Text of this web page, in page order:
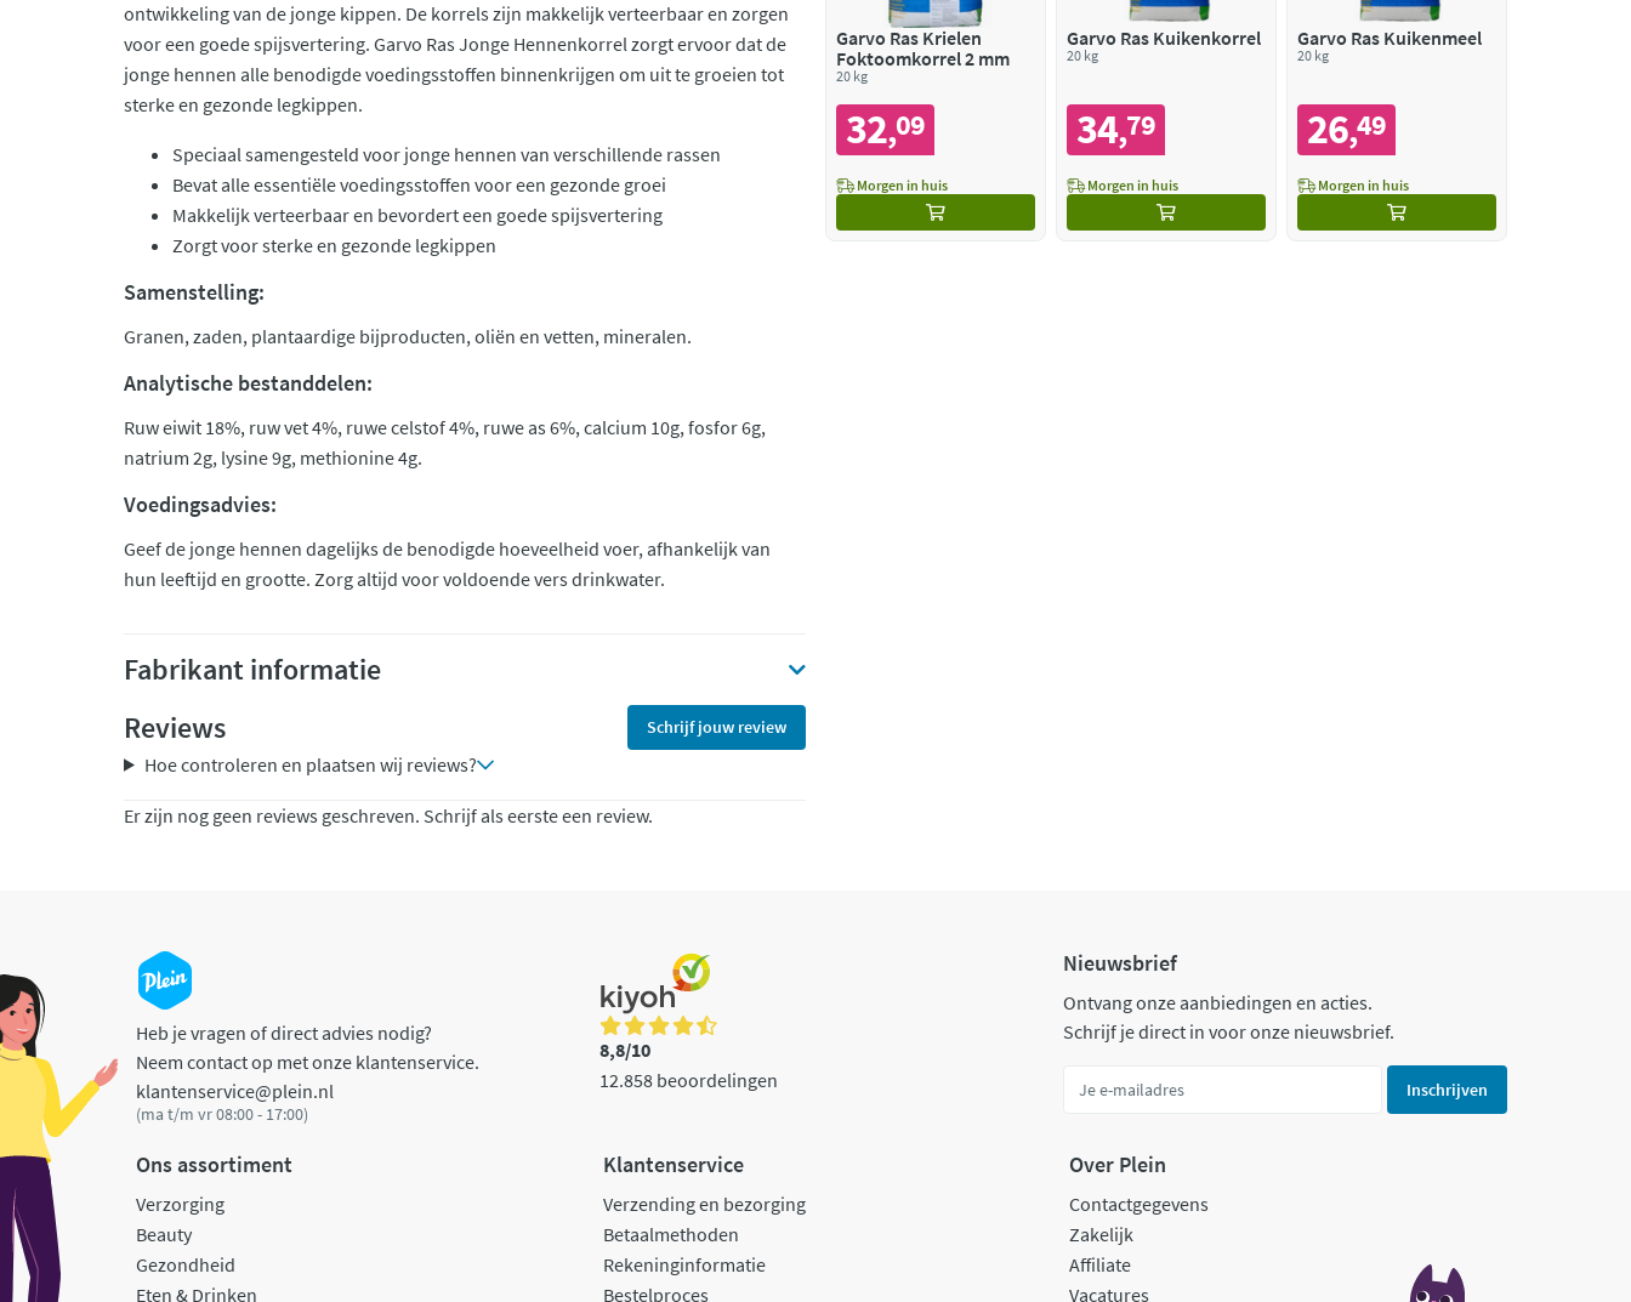
ontwikkeling van de jonge kippen. De korrels zijn makkelijk verteerbaar en zorgen
voor een goede spijsvertering. Garvo Ras Jonge Hennenkorrel zorgt ervoor dat de
jonge hennen alle benodigde voedingsstoffen binnenkrijgen om uit te groeien tot
sterke en gezonde legkippen.
Speciaal samengesteld voor jonge hennen van verschillende rassen
Bevat alle essentiële voedingsstoffen voor een gezonde groei
Makkelijk verteerbaar en bevordert een goede spijsvertering
Zorgt voor sterke en gezonde legkippen
Samenstelling:
Granen, zaden, plantaardige bijproducten, oliën en vetten, mineralen.
Analytische bestanddelen:
Ruw eiwit 18%, ruw vet 4%, ruwe celstof 4%, ruwe as 6%, calcium 10g, fosfor 6g,
natrium 2g, lysine 9g, methionine 4g.
Voedingsadvies:
Geef de jonge hennen dagelijks de benodigde hoeveelheid voer, afhankelijk van
hun leeftijd en grootte. Zorg altijd voor voldoende vers drinkwater.
Fabrikant informatie
Reviews
Schrijf jouw review
Hoe controleren en plaatsen wij reviews?
Er zijn nog geen reviews geschreven. Schrijf als eerste een review.
Garvo Ras Krielen
Foktoomkorrel 2 mm
20 kg
32,09
Morgen in huis
Garvo Ras Kuikenkorrel
20 kg
34,79
Morgen in huis
Garvo Ras Kuikenmeel
20 kg
26,49
Morgen in huis
Heb je vragen of direct advies nodig?
Neem contact op met onze klantenservice.
klantenservice@plein.nl
(ma t/m vr 08:00 - 17:00)
8,8/10
12.858 beoordelingen
Nieuwsbrief
Ontvang onze aanbiedingen en acties.
Schrijf je direct in voor onze nieuwsbrief.
Inschrijven
Ons assortiment
Verzorging
Beauty
Gezondheid
Eten & Drinken
Klantenservice
Verzending en bezorging
Betaalmethoden
Rekeninginformatie
Bestelproces
Over Plein
Contactgegevens
Zakelijk
Affiliate
Vacatures